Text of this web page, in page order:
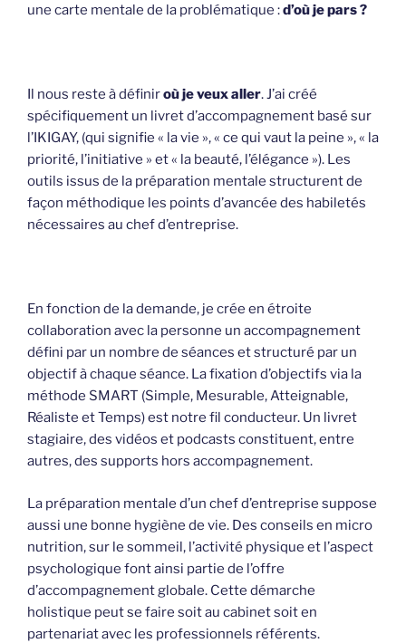
une carte mentale de la problématique :d’où je pars ?
Il nous reste à définiroù je veux aller. J’ai créé
spécifiquement un livret d’accompagnement basé sur
l’IKIGAY, (qui signifie « la vie », « ce qui vaut la peine », « la
priorité, l’initiative » et « la beauté, l’élégance »). Les
outils issus de la préparation mentale structurent de
façon méthodique les points d’avancée des habiletés
nécessaires au chef d’entreprise.
En fonction de la demande, je crée en étroite
collaboration avec la personne un accompagnement
défini par un nombre de séances et structuré par un
objectif à chaque séance. La fixation d’objectifs via la
méthode SMART (Simple, Mesurable, Atteignable,
Réaliste et Temps) est notre fil conducteur. Un livret
stagiaire, des vidéos et podcasts constituent, entre
autres, des supports hors accompagnement.
La préparation mentale d’un chef d’entreprise suppose
aussi une bonne hygiène de vie. Des conseils en micro
nutrition, sur le sommeil, l’activité physique et l’aspect
psychologique font ainsi partie de l’offre
d’accompagnement globale. Cette démarche
holistique peut se faire soit au cabinet soit en
partenariat avec les professionnels référents.